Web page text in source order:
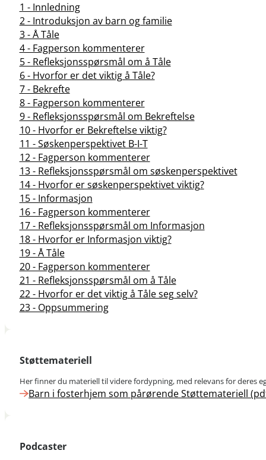
1 - Innledning
2 - Introduksjon av barn og familie
3 - Å Tåle
4 - Fagperson kommenterer
5 - Refleksjonsspørsmål om å Tåle
6 - Hvorfor er det viktig å Tåle?
7 - Bekrefte
8 - Fagperson kommenterer
9 - Refleksjonsspørsmål om Bekreftelse
10 - Hvorfor er Bekreftelse viktig?
11 - Søskenperspektivet B-I-T
12 - Fagperson kommenterer
13 - Refleksjonsspørsmål om søskenperspektivet
14 - Hvorfor er søskenperspektivet viktig?
15 - Informasjon
16 - Fagperson kommenterer
17 - Refleksjonsspørsmål om Informasjon
18 - Hvorfor er Informasjon viktig?
19 - Å Tåle
20 - Fagperson kommenterer
21 - Refleksjonsspørsmål om å Tåle
22 - Hvorfor er det viktig å Tåle seg selv?
23 - Oppsummering
Støttemateriell
Her finner du materiell til videre fordypning, med relevans for deres
Barn i fosterhjem som pårørende Støttemateriell
Podcaster